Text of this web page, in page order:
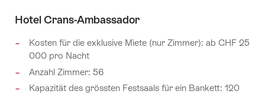
Hotel Crans-Ambassador
Kosten für die exklusive Miete (nur Zimmer): ab CHF 25
000 pro Nacht
Anzahl Zimmer: 56
Kapazität des grössten Festsaals für ein Bankett: 120